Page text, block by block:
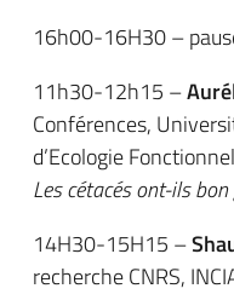
16h00-16H30 –
11h30-12h15 –
Conférences,
d’Ecologie
Les cétacés ont-ils
14H30-15H15 –
recherche CNRS,